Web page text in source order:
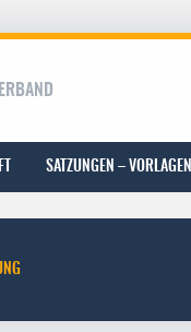
SATZUNGEN – VORLAGEN